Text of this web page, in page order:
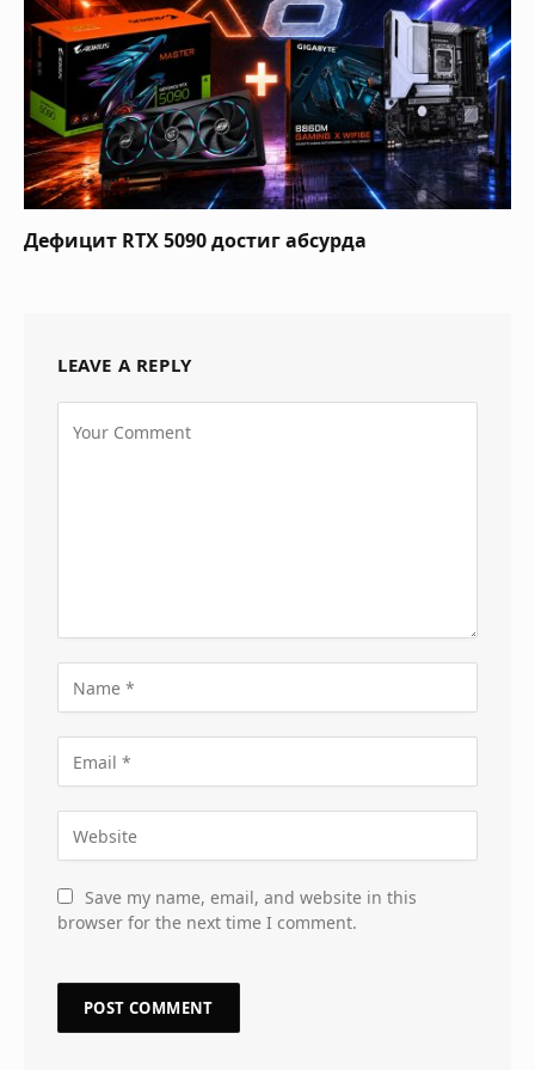
Дефицит RTX 5090 достиг абсурда
LEAVE A REPLY
Save my name, email, and website in this
browser for the next time I comment.